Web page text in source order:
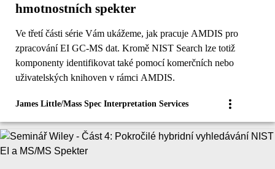
hmotnostních spekter
Ve třetí části série Vám ukážeme, jak pracuje AMDIS pro
zpracování EI GC-MS dat. Kromě NIST Search lze totiž
komponenty identifikovat také pomocí komerčních nebo
uživatelských knihoven v rámci AMDIS.
James Little/Mass Spec Interpretation Services